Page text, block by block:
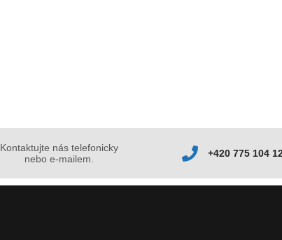
Kontaktujte nás telefonicky
nebo e-mailem.
+420 775 104